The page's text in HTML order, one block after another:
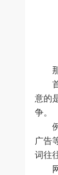
那
首
意的
争。
例
广告
词往
网